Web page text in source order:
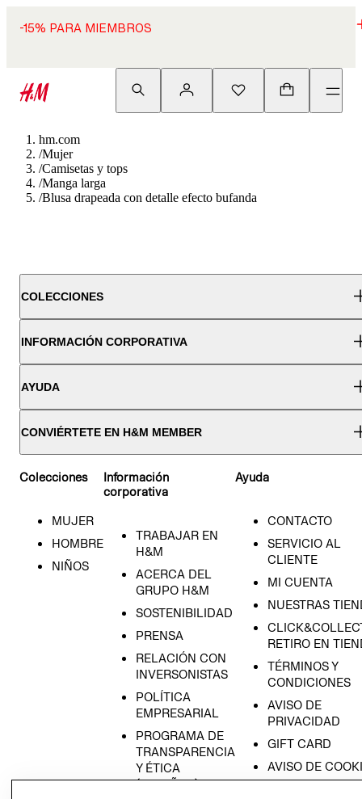
-15% PARA MIEMBROS
hm.com
/Mujer
/Camisetas y tops
/Manga larga
/Blusa drapeada con detalle efecto bufanda
COLECCIONES
INFORMACIÓN CORPORATIVA
AYUDA
CONVIÉRTETE EN H&M MEMBER
Colecciones
MUJER
HOMBRE
NIÑOS
Información
corporativa
TRABAJAR EN
H&M
ACERCA DEL
GRUPO H&M
SOSTENIBILIDAD
PRENSA
RELACIÓN CON
INVERSONISTAS
POLÍTICA
EMPRESARIAL
PROGRAMA DE
TRANSPARENCIA
Y ÉTICA
(ESPAÑOL)
Ayuda
CONTACTO
SERVICIO AL
CLIENTE
MI CUENTA
NUESTRAS
RETIRO EN
TÉRMINOS Y
CONDICIONES
AVISO DE
PRIVACIDAD
GIFT CARD
AVISO DE